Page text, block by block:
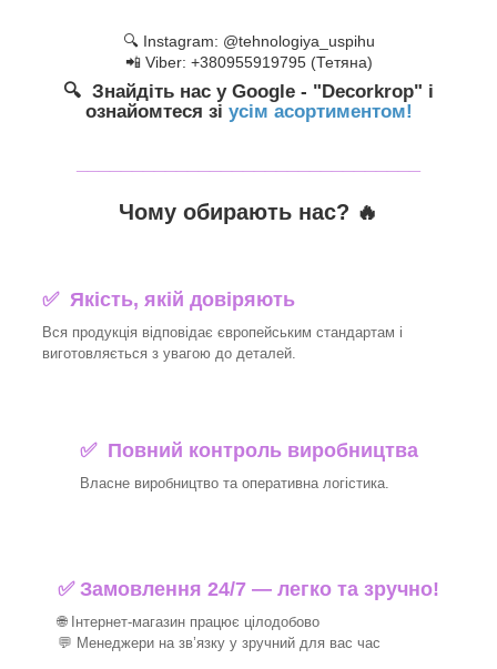
🔍 Instagram: @tehnologiya_uspihu
📲 Viber: +380955919795 (Тетяна)
🔍 Знайдіть нас у Google - "Decorkrop" і
ознайомтеся зі усім асортиментом!
Чому обирають нас? 🔥
✅ Якість, якій довіряють
Вся продукція відповідає європейським стандартам і
виготовляється з увагою до деталей.
✅ Повний контроль виробництва
Власне виробництво та оперативна логістика.
✅ Замовлення 24/7 — легко та зручно!
🌐 Інтернет-магазин працює цілодобово
💬 Менеджери на зв’язку у зручний для вас час